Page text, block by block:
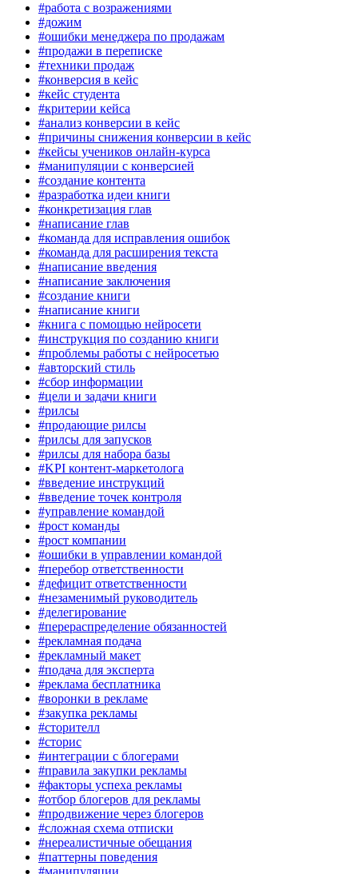
#работа с возражениями
#дожим
#ошибки менеджера по продажам
#продажи в переписке
#техники продаж
#конверсия в кейс
#кейс студента
#критерии кейса
#анализ конверсии в кейс
#причины снижения конверсии в кейс
#кейсы учеников онлайн-курса
#манипуляции с конверсией
#создание контента
#разработка идеи книги
#конкретизация глав
#написание глав
#команда для исправления ошибок
#команда для расширения текста
#написание введения
#написание заключения
#создание книги
#написание книги
#книга с помощью нейросети
#инструкция по созданию книги
#проблемы работы с нейросетью
#авторский стиль
#сбор информации
#цели и задачи книги
#рилсы
#продающие рилсы
#рилсы для запусков
#рилсы для набора базы
#KPI контент-маркетолога
#введение инструкций
#введение точек контроля
#управление командой
#рост команды
#рост компании
#ошибки в управлении командой
#перебор ответственности
#дефицит ответственности
#незаменимый руководитель
#делегирование
#перераспределение обязанностей
#рекламная подача
#рекламный макет
#подача для эксперта
#реклама бесплатника
#воронки в рекламе
#закупка рекламы
#сторителл
#сторис
#интеграции с блогерами
#правила закупки рекламы
#факторы успеха рекламы
#отбор блогеров для рекламы
#продвижение через блогеров
#сложная схема отписки
#нереалистичные обещания
#паттерны поведения
#манипуляции